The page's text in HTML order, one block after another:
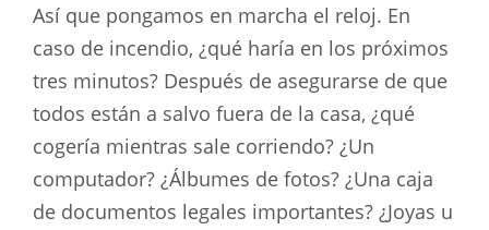
Así que pongamos en marcha el reloj. En
caso de incendio, ¿qué haría en los próximos
tres minutos? Después de asegurarse de que
todos están a salvo fuera de la casa, ¿qué
cogería mientras sale corriendo? ¿Un
computador? ¿Álbumes de fotos? ¿Una caja
de documentos legales importantes? ¿Joyas u